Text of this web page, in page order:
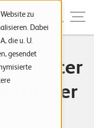
zu
Dabei
die u. U.
gesendet
Menu